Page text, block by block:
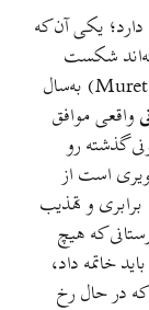
یکی آن که
شکست
اشراف اوکسیتان را از پادشاه پاریسی در موره (Muret) به‌سال
واقعی موافق
گذشته رو
است از
و تهذیب
که هیچ
خاتمه داد،
که در حال رخ